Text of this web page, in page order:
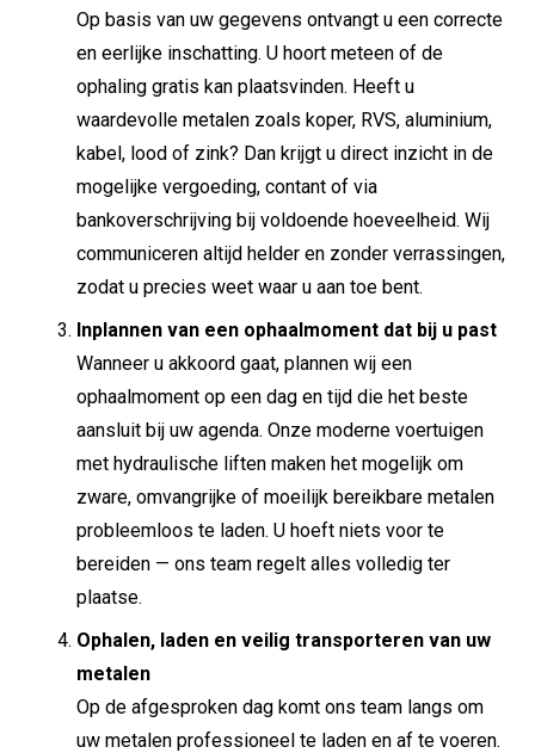
Op basis van uw gegevens ontvangt u een correcte
en eerlijke inschatting. U hoort meteen of de
ophaling gratis kan plaatsvinden. Heeft u
waardevolle metalen zoals koper, RVS, aluminium,
kabel, lood of zink? Dan krijgt u direct inzicht in de
mogelijke vergoeding, contant of via
bankoverschrijving bij voldoende hoeveelheid. Wij
communiceren altijd helder en zonder verrassingen,
zodat u precies weet waar u aan toe bent.
Inplannen van een ophaalmoment dat bij u past
Wanneer u akkoord gaat, plannen wij een
ophaalmoment op een dag en tijd die het beste
aansluit bij uw agenda. Onze moderne voertuigen
met hydraulische liften maken het mogelijk om
zware, omvangrijke of moeilijk bereikbare metalen
probleemloos te laden. U hoeft niets voor te
bereiden — ons team regelt alles volledig ter
plaatse.
Ophalen, laden en veilig transporteren van uw
metalen
Op de afgesproken dag komt ons team langs om
uw metalen professioneel te laden en af te voeren.